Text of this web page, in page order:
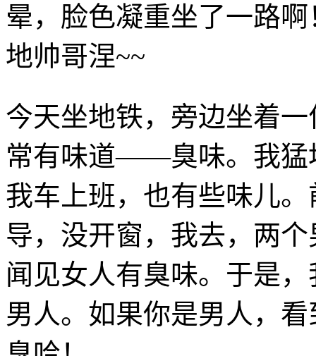
晕，脸色凝重坐了一路
地帅哥涅~~
今天坐地铁，旁边坐着
常有味道——臭味。我猛
我车上班，也有些味儿
导，没开窗，我去，两
闻见女人有臭味。于是
男人。如果你是男人，